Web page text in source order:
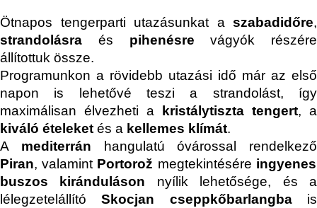
Ötnapos tengerparti utazásunkat a szabadidőre,
strandolásra és pihenésre vágyók részére
állítottuk össze.
Programunkon a rövidebb utazási idő már az első
napon is lehetővé teszi a strandolást, így
maximálisan élvezheti a
kristálytiszta tengert, a
kiváló ételeket és a kellemes klímát.
A mediterrán hangulatú óvárossal rendelkező
Piran, valamint Portorož megtekintésére ingyenes
buszos kiránduláson nyílik lehetősége, és a
lélegzetelállítóSkocjan cseppkőbarlangbais